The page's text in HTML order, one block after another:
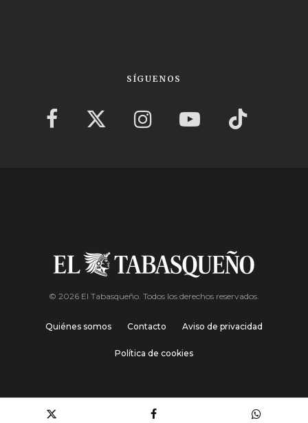
SÍGUENOS
© 2026 El Tabasqueño. Todos los derechos reservados.
Quiénes somos Contacto Aviso de privacidad
Política de cookies